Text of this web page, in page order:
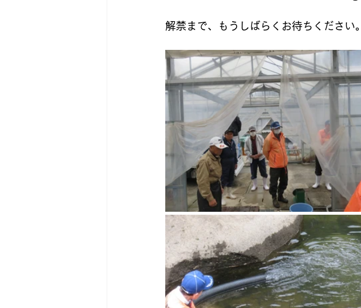
解禁まで、もうしばらくお待ちください。